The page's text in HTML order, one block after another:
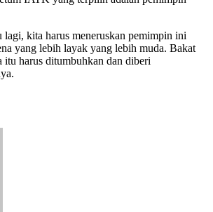
lagi, kita harus meneruskan pemimpin ini
yang lebih layak yang lebih muda. Bakat
itu harus ditumbuhkan dan diberi